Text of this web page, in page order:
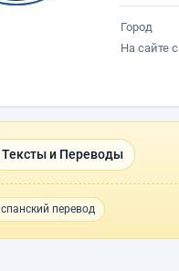
Город
На сайте с
Тексты и Переводы
перевод